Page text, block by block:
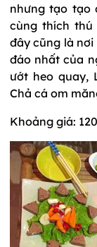
nhưng tạo tạo
cùng thích thú
đây cũng là
đáo nhất của
ướt heo quay,
Chả cá om
Khoảng giá: